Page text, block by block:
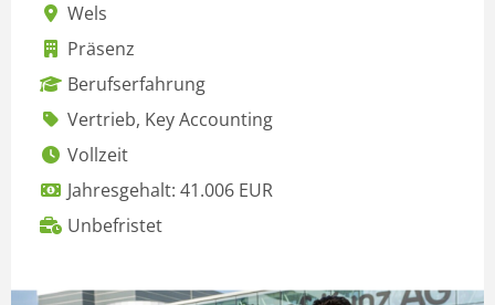
Wels
Präsenz
Berufserfahrung
Vertrieb, Key Accounting
Vollzeit
Jahresgehalt: 41.006 EUR
Unbefristet